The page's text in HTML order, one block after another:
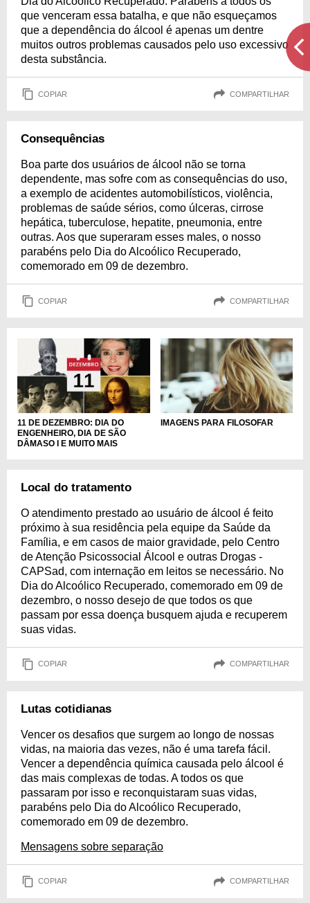
que venceram essa batalha, e que não esqueçamos
que a dependência do álcool é apenas um dentre
muitos outros problemas causados pelo uso excessivo
desta substância.
COPIAR COMPARTILHAR
Consequências
Boa parte dos usuários de álcool não se torna
dependente, mas sofre com as consequências do uso,
a exemplo de acidentes automobilísticos, violência,
problemas de saúde sérios, como úlceras, cirrose
hepática, tuberculose, hepatite, pneumonia, entre
outras. Aos que superaram esses males, o nosso
parabéns pelo Dia do Alcoólico Recuperado,
comemorado em 09 de dezembro.
COPIAR COMPARTILHAR
11 DE DEZEMBRO: DIA DO
ENGENHEIRO, DIA DE SÃO
DÂMASO I E MUITO MAIS
IMAGENS PARA FILOSOFAR
Local do tratamento
O atendimento prestado ao usuário de álcool é feito
próximo à sua residência pela equipe da Saúde da
Família, e em casos de maior gravidade, pelo Centro
de Atenção Psicossocial Álcool e outras Drogas -
CAPSad, com internação em leitos se necessário. No
Dia do Alcoólico Recuperado, comemorado em 09 de
dezembro, o nosso desejo de que todos os que
passam por essa doença busquem ajuda e recuperem
suas vidas.
COPIAR COMPARTILHAR
Lutas cotidianas
Vencer os desafios que surgem ao longo de nossas
vidas, na maioria das vezes, não é uma tarefa fácil.
Vencer a dependência química causada pelo álcool é
das mais complexas de todas. A todos os que
passaram por isso e reconquistaram suas vidas,
parabéns pelo Dia do Alcoólico Recuperado,
comemorado em 09 de dezembro.
Mensagens sobre separação
COPIAR COMPARTILHAR